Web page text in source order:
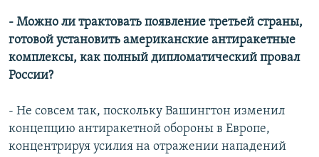
- Можно ли трактовать появление третьей страны,
готовой установить американские антиракетные
комплексы, как полный дипломатический провал
России?
- Не совсем так, поскольку Вашингтон изменил
концепцию антиракетной обороны в Европе,
концентрируя усилия на отражении нападений